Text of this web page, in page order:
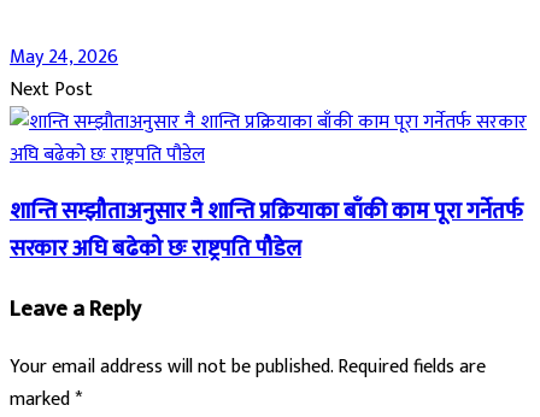
May 24, 2026
Next Post
शान्ति सम्झौताअनुसार नै शान्ति प्रक्रियाका बाँकी काम पूरा गर्नेतर्फ
सरकार अघि बढेको छः राष्ट्रपति पौडेल
Leave a Reply
Your email address will not be published.Required fields are
marked*